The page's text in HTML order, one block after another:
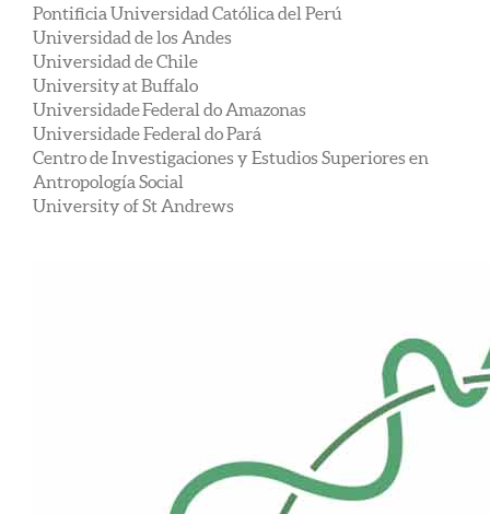
Pontificia Universidad Católica del Perú
Universidad de los Andes
Universidad de Chile
Universityat Buffalo
UniversidadeFederal do Amazonas
Universidade Federal do Pará
Centro de Investigaciones y Estudios Superiores en
Antropología Social
University of St Andrews